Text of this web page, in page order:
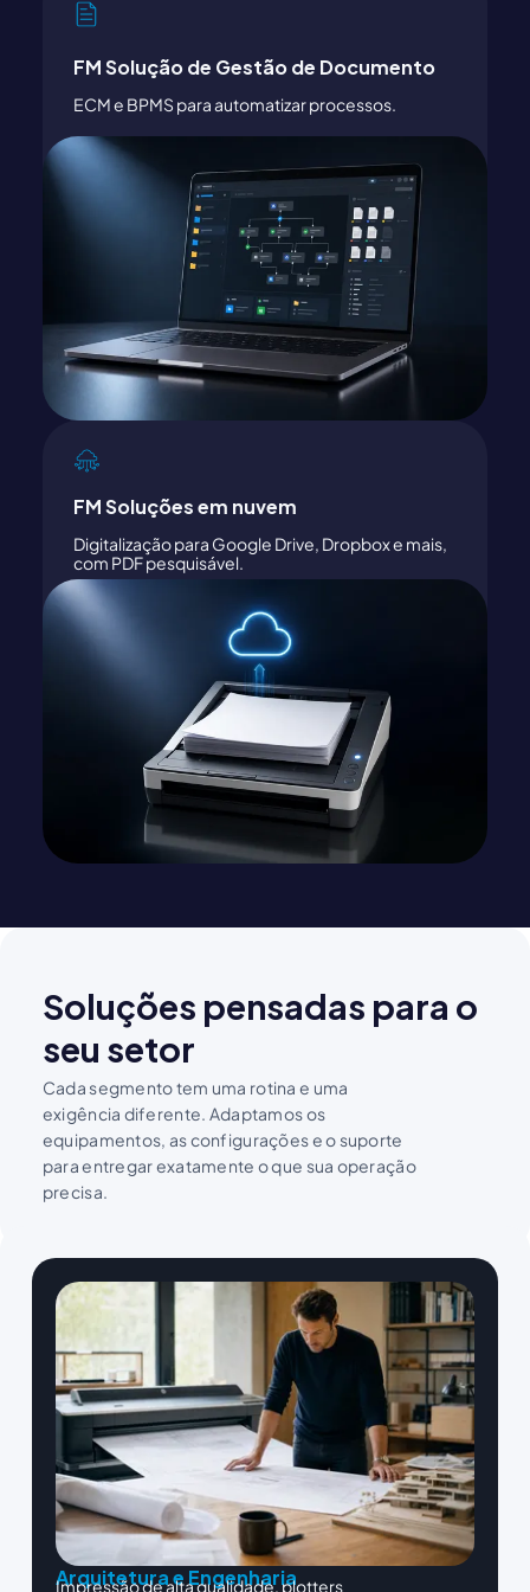
FM Solução de Gestão de Documento
ECM e BPMS para automatizar processos.
FM Soluções em nuvem
Digitalização para Google Drive, Dropbox e mais,
com PDF pesquisável.
Soluções pensadas para o
seu setor
Cada segmento tem uma rotina e uma
exigência diferente. Adaptamos os
equipamentos, as configurações e o suporte
para entregar exatamente o que sua operação
precisa.
Arquitetura e Engenharia
Impressão de alta qualidade, plotters